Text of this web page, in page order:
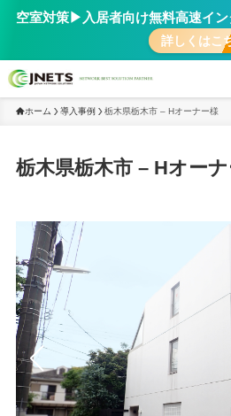
空室対策▶︎入居者向け無料高速イン
詳しくはこ
ホーム 導入事例 栃木県栃木市 – Hオーナー様
栃木県栃木市 – Hオー